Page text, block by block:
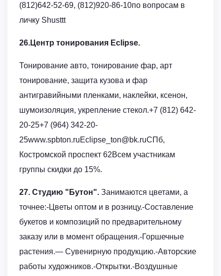
(812)642-52-69, (812)920-86-10по вопросам в
личку Shusttt
26.Центр тонирования Eclipse.
Тонирование авто, тонирование фар, арт
тонирование, защита кузова и фар
антигравийными пленками, наклейки, ксенон,
шумоизоляция, укрепление стекол.+7 (812) 642-
20-25+7 (964) 342-20-
25www.spbton.ruEclipse_ton@bk.ruСПб,
Костромской проспект 62Всем участникам
группы скидки до 15%.
27. Студию "Бутон". Занимаются цветами, а
точнее:-Цветы оптом и в розницу.-Составление
букетов и композиций по предварительному
заказу или в момент обращения.-Горшечные
растения.— Сувенирную продукцию.-Авторские
работы художников.-Открытки.-Воздушные